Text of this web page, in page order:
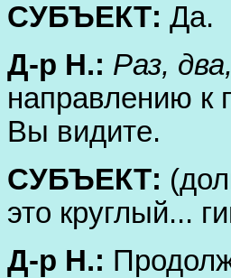
СУБЪЕКТ: Да.
Д-р Н.: Раз,
направлению к
Вы видите.
СУБЪЕКТ:
это круглый...
Д-р Н.: